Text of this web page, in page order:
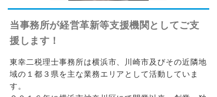
当事務所が経営革新等支援機関としてご支
援します！
東幸二税理士事務所は横浜市、川崎市及びその近隣地
域の１都３県を主な業務エリアとして活動していま
す。